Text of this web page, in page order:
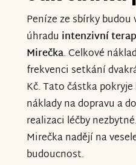
Peníze ze sbírky
úhradu intenzivní
Mirečka. Celkové
frekvenci setkání
Kč. Tato částka
náklady na dopravu a
realizaci léčby
Mirečka nadějí na
budoucnost.